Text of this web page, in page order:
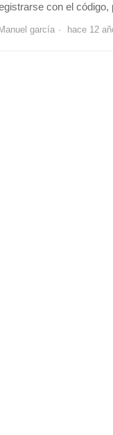
con el código,
garcía hace 12